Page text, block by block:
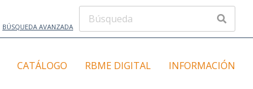
BÚSQUEDA AVANZADA
CATÁLOGO RBME DIGITAL INFORMACIÓN